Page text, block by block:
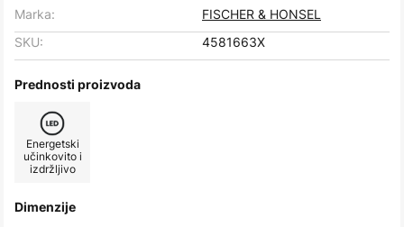
Marka:
FISCHER & HONSEL
SKU:
4581663X
Prednosti proizvoda
Energetski
učinkovito i
izdržljivo
Dimenzije